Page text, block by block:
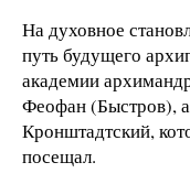
На духовное
путь будущего
академии
Феофан (Быстров),
Кронштадтский,
посещал.